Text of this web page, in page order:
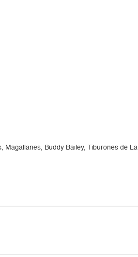
Buddy Bailey, Tiburones de